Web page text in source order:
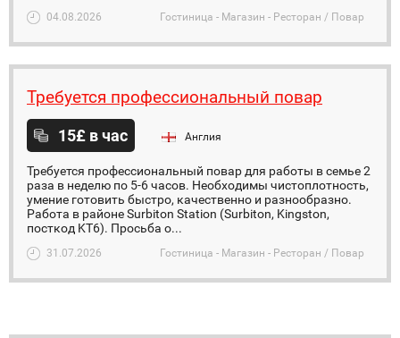
04.08.2026 Гостиница - Магазин - Ресторан / Повар
Требуется профессиональный повар
15£ в час Англия
Требуется профессиональный повар для работы в семье 2
раза в неделю по 5-6 часов. Необходимы чистоплотность,
умение готовить быстро, качественно и разнообразно.
Работа в районе Surbiton Station (Surbiton, Kingston,
посткод KT6). Просьба о...
31.07.2026 Гостиница - Магазин - Ресторан / Повар